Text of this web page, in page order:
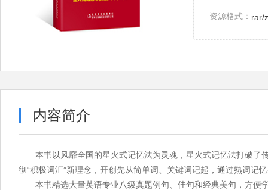
资源格式： rar/
内容简介
本书以风靡全国的星火式记忆法为灵魂，星火式记忆法打破
彻“积极词汇”新理念，开创先从简单词、关键词记起，通过熟词
本书精选大量英语专业八级真题例句、佳句和经典美句，方